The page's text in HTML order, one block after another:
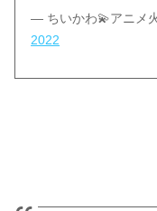
— ちいかわ💫アニメ
2022